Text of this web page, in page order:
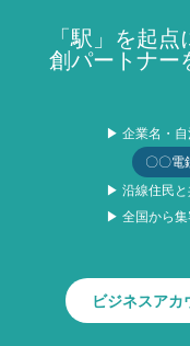
「駅」を起
創パートナー
▶ 企業名・自
〇〇電
▶ 沿線住民と
▶ 全国から集
ビジネスアカ